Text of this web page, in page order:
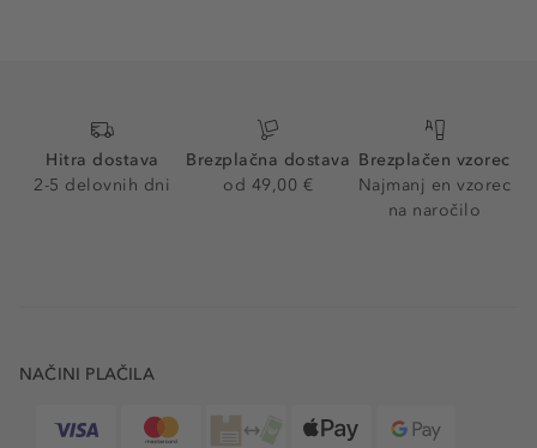
Hitra dostava
2-5 delovnih dni
Brezplačna dostava
od 49,00 €
Brezplačen vzorec
Najmanj en vzorec
na naročilo
NAČINI PLAČILA